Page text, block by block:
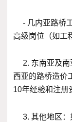
- 几内亚路桥
高级岗位（如工
2. 东南亚及
西亚的路桥造价
10年经验和注册
3. 其他地区